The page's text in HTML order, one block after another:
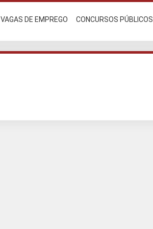
VAGAS DE EMPREGO CONCURSOS PÚBLICOS